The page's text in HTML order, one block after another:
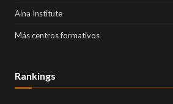
Aina Institute
Más centros formativos
Rankings